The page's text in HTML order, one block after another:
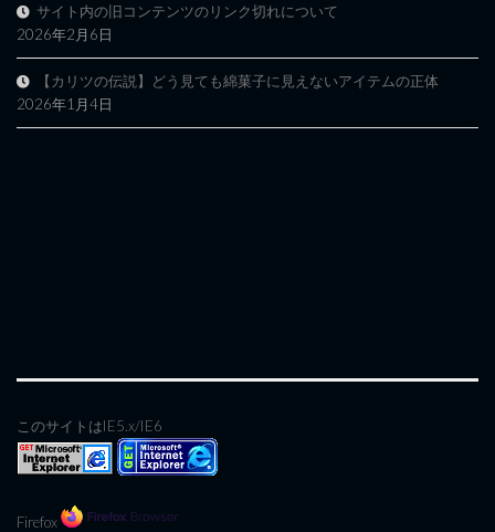
サイト内の旧コンテンツのリンク切れについて
2026年2月6日
【カリツの伝説】どう見ても綿菓子に見えないアイテムの正体
2026年1月4日
このサイトはIE5.x/IE6
Firefox